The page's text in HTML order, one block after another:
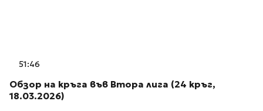
51:46
Обзор на кръга във Втора лига (24 кръг,
18.03.2026)